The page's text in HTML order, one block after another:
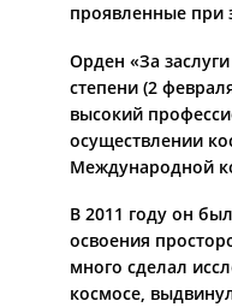
проявленные при
Орден «За
степени (2
высокий
осуществлении
Международной
В 2011 году он
освоения
много сделал
космосе,